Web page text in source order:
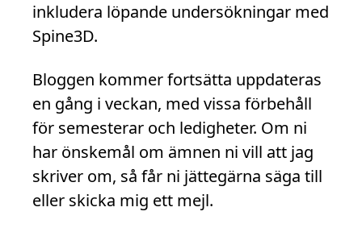
inkludera löpande undersökningar med
Spine3D.
Bloggen kommer fortsätta uppdateras
en gång i veckan, med vissa förbehåll
för semesterar och ledigheter. Om ni
har önskemål om ämnen ni vill att jag
skriver om, så får ni jättegärna säga till
eller skicka mig ett mejl.